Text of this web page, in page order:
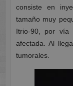
consiste en
tamaño muy
Itrio-90, por vía
afectada. Al
tumorales.